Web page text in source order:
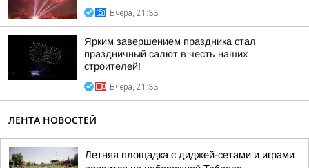
Вчера, 21:33
Ярким завершением праздника стал
праздничный салют в честь наших
строителей!
Вчера, 21:33
ЛЕНТА НОВОСТЕЙ
Летняя площадка с диджей-сетами и играми